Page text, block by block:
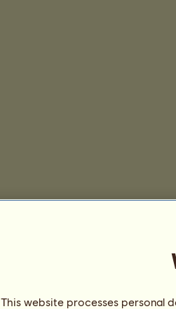
This website processes personal